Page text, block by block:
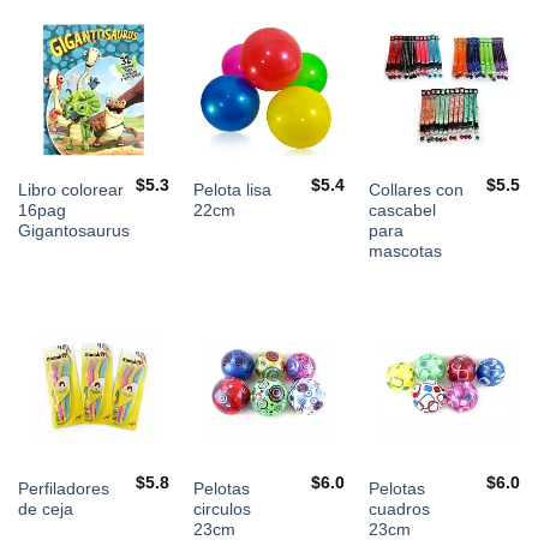
Libro colorear
16pag
Gigantosaurus
$5.3
Pelota lisa
22cm
$5.4
Collares con
cascabel
para
mascotas
$5.5
Perfiladores
de ceja
$5.8
Pelotas
circulos
23cm
$6.0
Pelotas
cuadros
23cm
$6.0